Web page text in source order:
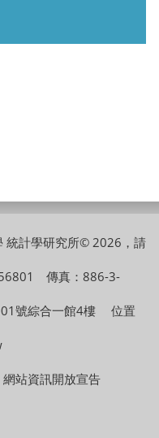
統計學研究所© 2026，請
傳真：886-3-
號綜合一館4樓 位置
網站資訊開放宣告